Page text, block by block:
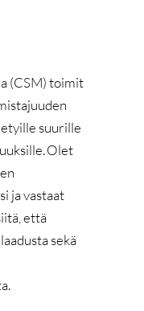
(CSM) toimit
suurille
Olet
ja vastaat
että
sekä